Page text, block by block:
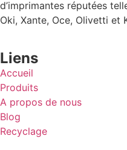
d’imprimantes réputées
Oki, Xante, Oce, Olivetti et
Liens
Accueil
Produits
A propos de nous
Blog
Recyclage